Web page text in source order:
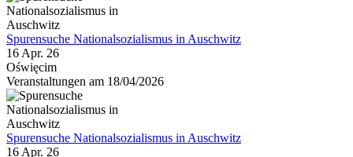
Spurensuche Nationalsozialismus in Auschwitz
16 Apr. 26
Oświęcim
Veranstaltungen am 18/04/2026
Spurensuche Nationalsozialismus in Auschwitz
16 Apr. 26